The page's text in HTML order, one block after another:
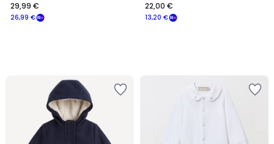
26,99 €
29,99 €
13,20 €
22,00 €